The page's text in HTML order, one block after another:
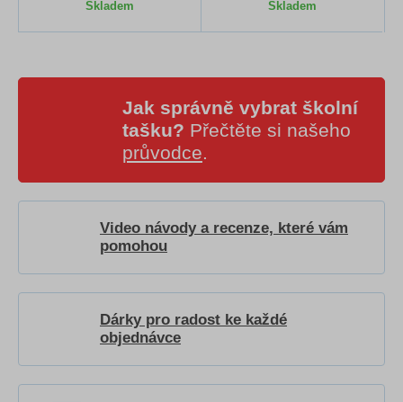
Skladem Skladem
Jak správně vybrat školní
tašku? Přečtěte si našeho
průvodce.
Video návody a recenze, které vám
pomohou
Dárky pro radost ke každé
objednávce